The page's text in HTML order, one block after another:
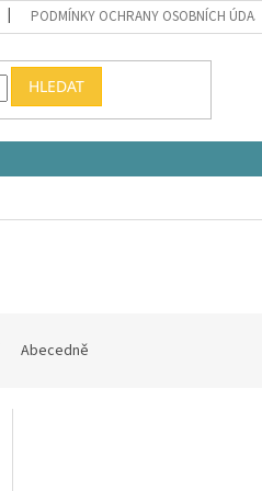
PODMÍNKY OCHRANY OSOBNÍCH ÚDAJŮ
HLEDAT
Abecedně